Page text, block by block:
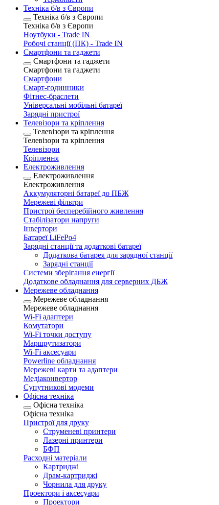
Техніка б/в з Європи
Техніка б/в з Європи
Техніка б/в з Європи
Ноутбуки - Trade IN
Робочі станції (ПК) - Trade IN
Смартфони та гаджети
Смартфони та гаджети
Смартфони та гаджети
Смартфони
Смарт-годинники
Фітнес-браслети
Універсальні мобільні батареї
Зарядні пристрої
Телевізори та кріплення
Телевізори та кріплення
Телевізори та кріплення
Телевізори
Кріплення
Електроживлення
Електроживлення
Електроживлення
Аккумуляторні батареї до ПБЖ
Мережеві фільтри
Пристрої бесперебійного живлення
Стабілізатори напруги
Інвертори
Батареї LiFePo4
Зарядні станції та додаткові батареї
Додаткова батарея для зарядної станції
Зарядні станції
Системи зберігання енергії
Додаткове обладнання для серверних ДБЖ
Мережеве обладнання
Мережеве обладнання
Мережеве обладнання
Wi-Fi адаптери
Комутатори
Wi-Fi точки доступу
Маршрутизатори
Wi-Fi аксесуари
Рowerline обладнання
Мережеві карти та адаптери
Медіаконвертор
Супутникові модеми
Офісна техніка
Офісна техніка
Офісна техніка
Пристрої для друку
Струменеві принтери
Лазерні принтери
БФП
Расходні матеріали
Картриджі
Драм-картриджі
Чорнила для друку
Проектори і аксесуари
Проектори